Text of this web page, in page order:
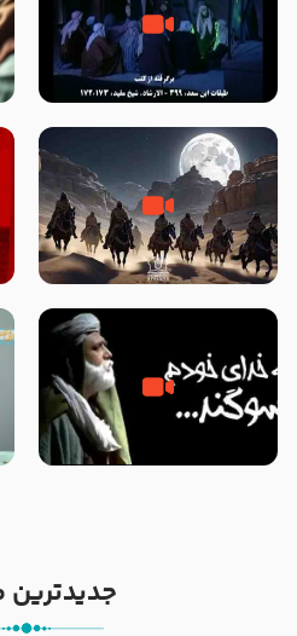
روزهای آخر حیات پیامبر اکرم صلی
الله علیه و آله – قسمتی از
‌‌‌‌‌‌‌داستان ترور نافرجام رسول خدا
صلی الله علیه و آله – شهادت
خطبه حضرت سلمان سه روز پس از
شهادت پیامبر اکرم صلی الله علیه
جدیدترین